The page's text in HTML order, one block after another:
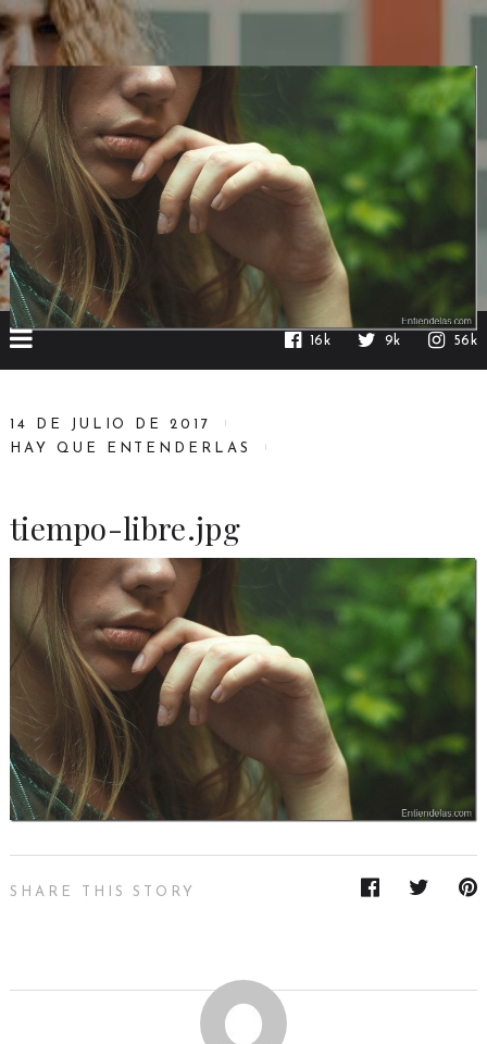
16k 9k 56k
14 DE JULIO DE 2017
HAY QUE ENTENDERLAS
tiempo-libre.jpg
SHARE THIS STORY